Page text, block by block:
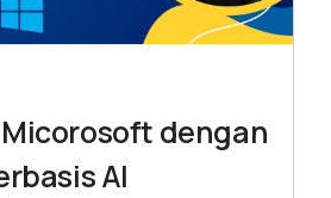
dengan
AI